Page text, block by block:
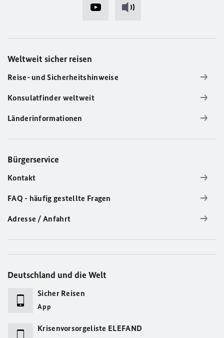
Weltweit sicher reisen
Reise- und Sicherheitshinweise
Konsulatfinder weltweit
Länderinformationen
Bürgerservice
Kontakt
FAQ - häufig gestellte Fragen
Adresse / Anfahrt
Deutschland und die Welt
Sicher Reisen
App
Krisenvorsorgeliste ELEFAND